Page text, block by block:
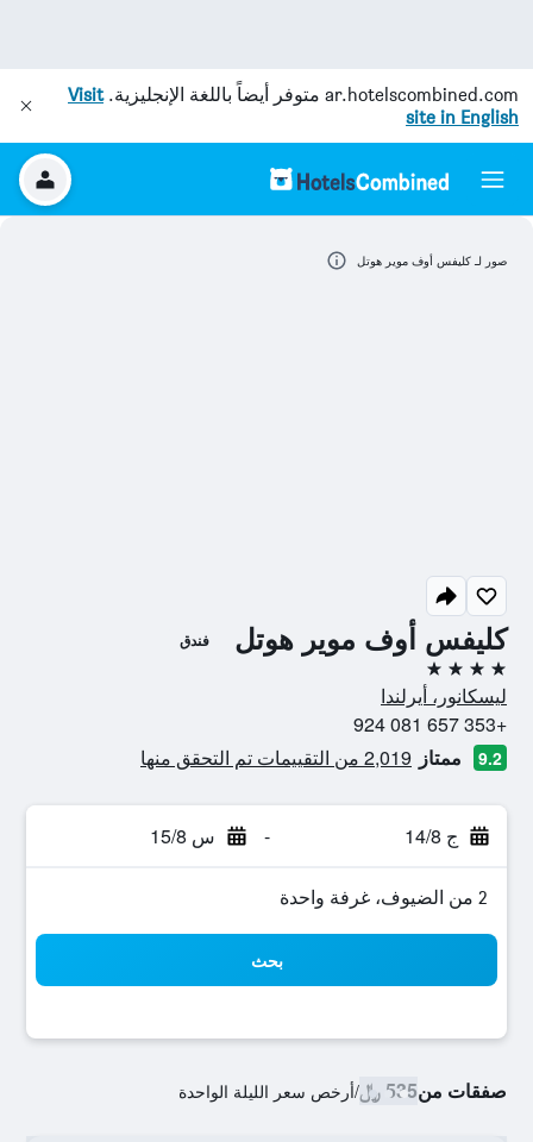
ar.hotelscombined.com متوفر أيضاً باللغة الإنجليزية.Visit
site in English
كليفس أوف موير هوتل فندق
4 نجوم
ليسكانور، أيرلندا
+353 657 081 924
9.2 ممتاز 2,019 من التقييمات تم التحقق منها
ج 14/8 - س 15/8
2 من الضيوف، غرفة واحدة
بحث
صفقات من535 ﷼ /أرخص سعر الليلة الواحدة
صور لـ كليفس أوف موير هوتل